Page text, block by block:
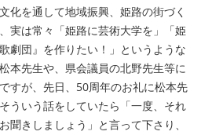
化を通して地域振興、姫路の街づく
実は常々「姫路に芸術大学を」「姫
劇団』を作りたい！」というような
本先生や、県会議員の北野先生等に
すが、先日、50周年のお礼に松本先
ういう話をしていたら「一度、それ
聞きしましょう」と言って下さり、